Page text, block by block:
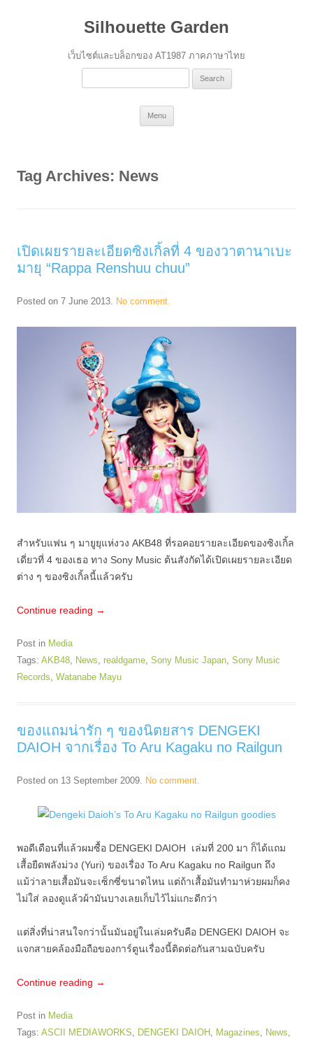
Silhouette Garden
เว็บไซต์และบล็อกของ AT1987 ภาคภาษาไทย
Search
Menu
Tag Archives: News
เปิดเผยรายละเอียดซิงเกิ้ลที่ 4 ของวาตานาเบะ
มายุ “Rappa Renshuu chuu”
Posted on 7 June 2013. No comment.
สำหรับแฟน ๆ มายูยุแห่งวง AKB48 ที่รอคอยรายละเอียดของซิงเกิ้ล
เดี่ยวที่ 4 ของเธอ ทาง Sony Music ต้นสังกัดได้เปิดเผยรายละเอียด
ต่าง ๆ ของซิงเกิ้ลนี้แล้วครับ
Continue reading →
Post in Media
Tags: AKB48, News, realdgame, Sony Music Japan, Sony Music
Records, Watanabe Mayu
ของแถมน่ารัก ๆ ของนิตยสาร DENGEKI
DAIOH จากเรื่อง To Aru Kagaku no Railgun
Posted on 13 September 2009. No comment.
พอดีเดือนที่แล้วผมซื้อ DENGEKI DAIOH เล่มที่ 200 มา ก็ได้แถม
เสื้อยืดพลังม่วง (Yuri) ของเรื่อง To Aru Kagaku no Railgun ถึง
แม้ว่าลายเสื้อมันจะเซ็กซี่ขนาดไหน แต่ถ้าเสื้อมันทำมาห่วยผมก็คง
ไม่ใส่ ลองดูแล้วผ้ามันบางเลยเก็บไว้ไม่แกะดีกว่า
แต่สิ่งที่น่าสนใจกว่านั้นมันอยู่ในเล่มครับคือ DENGEKI DAIOH จะ
แจกสายคล้องมือถือของการ์ตูนเรื่องนี้ติดต่อกันสามฉบับครับ
Continue reading →
Post in Media
Tags: ASCII MEDIAWORKS, DENGEKI DAIOH , Magazines, News,